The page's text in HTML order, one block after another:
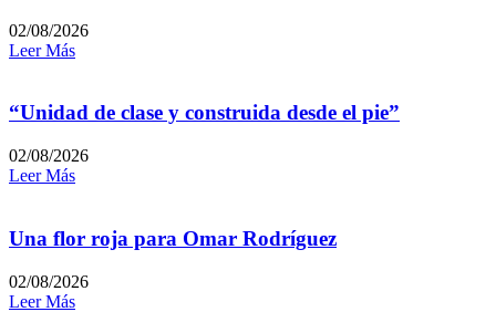
02/08/2026
Leer Más
“Unidad de clase y construida desde el pie”
02/08/2026
Leer Más
Una flor roja para Omar Rodríguez
02/08/2026
Leer Más